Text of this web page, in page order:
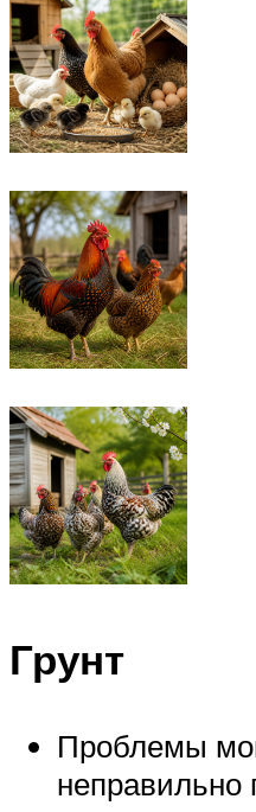
Грунт
Проблемы
неправильно